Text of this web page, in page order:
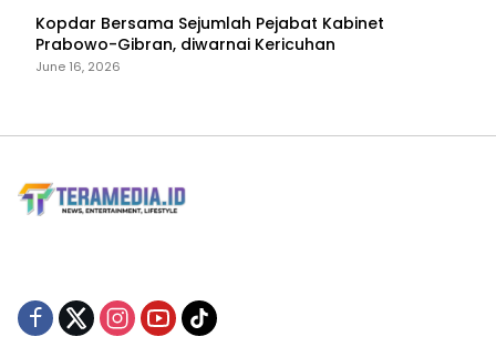
Kopdar Bersama Sejumlah Pejabat Kabinet
Prabowo-Gibran, diwarnai Kericuhan
June 16, 2026